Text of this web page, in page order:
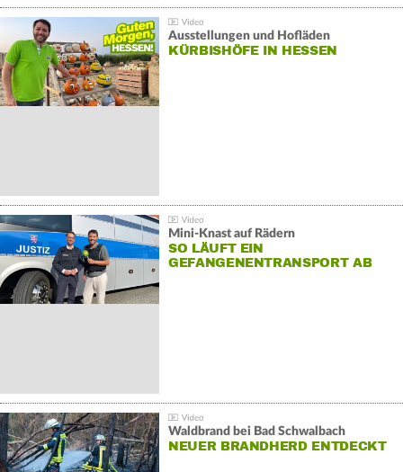
Ausstellungen und Hofläden
KÜRBISHÖFE IN HESSEN
Mini-Knast auf Rädern
SO LÄUFT EIN
GEFANGENENTRANSPORT AB
Waldbrand bei Bad Schwalbach
NEUER BRANDHERD ENTDECKT